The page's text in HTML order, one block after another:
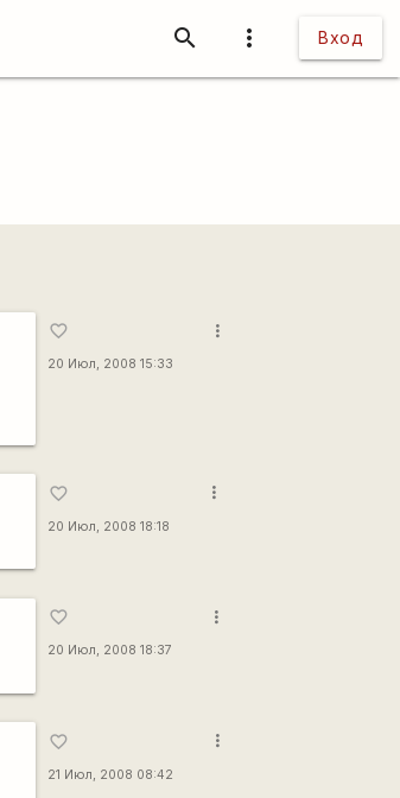
more_vert Вход
search
favorite_border
20 Июл, 2008 15:33
more_vert
favorite_border
20 Июл, 2008 18:18
more_vert
favorite_border
20 Июл, 2008 18:37
more_vert
favorite_border
21 Июл, 2008 08:42
more_vert